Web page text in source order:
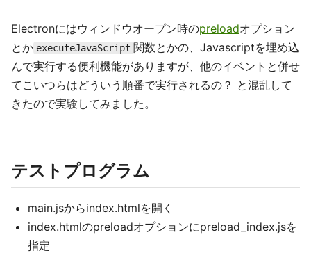
Electronにはウィンドウオープン時のpreloadオプション
とか executeJavaScript 関数とかの、Javascriptを埋め込
んで実行する便利機能がありますが、他のイベントと併せ
てこいつらはどういう順番で実行されるの？ と混乱して
きたので実験してみました。
テストプログラム
main.jsからindex.htmlを開く
index.htmlのpreloadオプションにpreload_index.jsを
指定